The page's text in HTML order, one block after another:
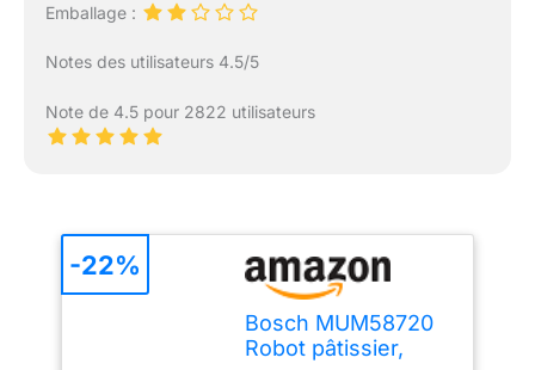
Emballage :
Notes des utilisateurs 4.5/5
Note de 4.5 pour 2822 utilisateurs
Bosch MUM58720
Robot pâtissier,
-22%